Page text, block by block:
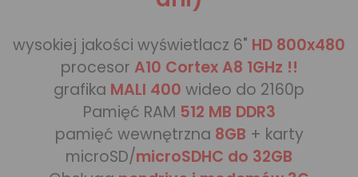
wysokiej jakości wyświetlacz 6" HD 800x480
procesor A10 Cortex A8 1GHz !!
grafika MALI 400 wideo do 2160p
Pamięć RAM 512 MB DDR3
pamięć wewnętrzna 8GB + karty
microSD/microSDHC do 32GB